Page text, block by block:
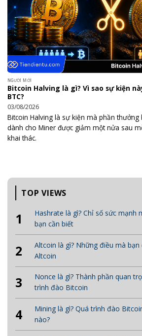
NGƯỜI MỚI
Bitcoin Halving là gì? Vì sao sự kiện
BTC?
03/08/2026
Bitcoin Halving là sự kiện mà phần thưởng
dành cho Miner được giảm một nửa sau
khai thác.
TOP VIEWS
1
Hashrate là gì? Chỉ số sức mạnh
bạn cần biết
2
Altcoin là gì? Những điều mà bạn
Altcoin
3
Nonce là gì? Thành phần quan
trình đào Bitcoin
4
Mining là gì? Quá trình đào
nào?